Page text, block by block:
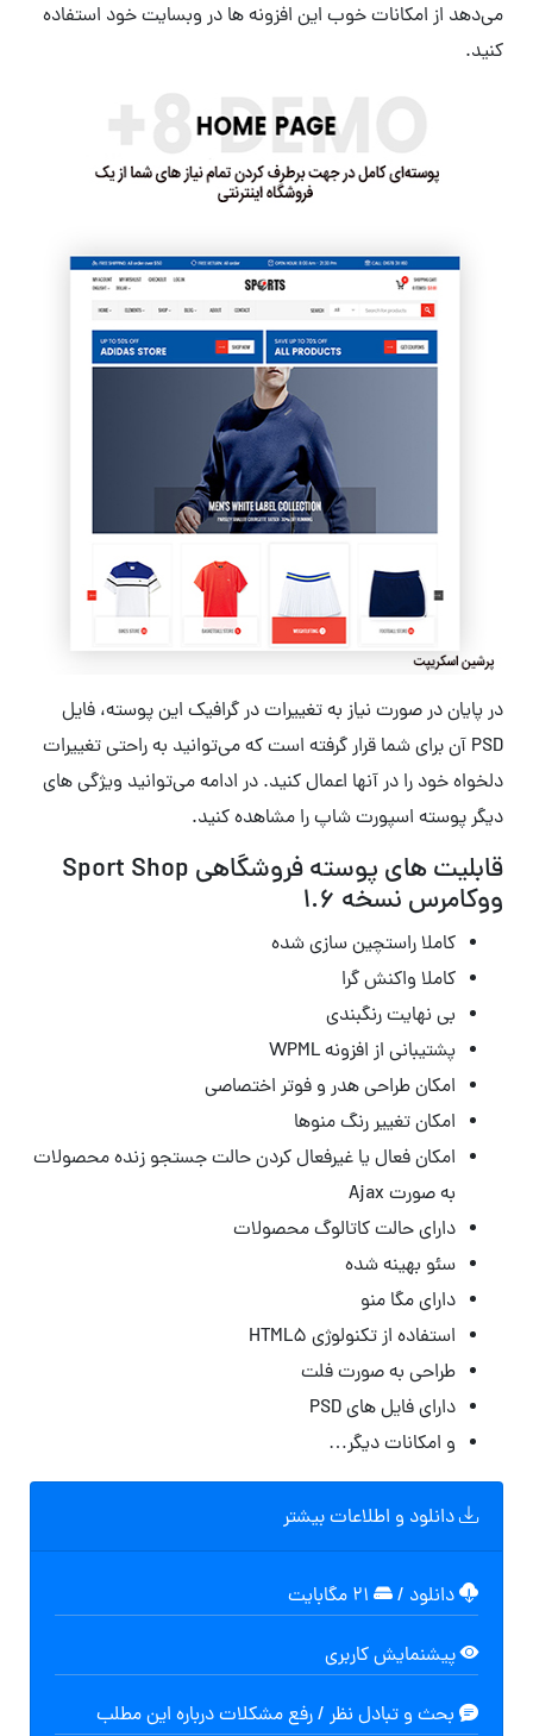
می‌دهد از امکانات خوب این افزونه ها در وبسایت خود استفاده
کنید.
در پایان در صورت نیاز به تغییرات در گرافیک این پوسته، فایل
PSD آن برای شما قرار گرفته است که می‌توانید به راحتی تغییرات
دلخواه خود را در آنها اعمال کنید. در ادامه می‌توانید ویژگی های
دیگر پوسته اسپورت شاپ را مشاهده کنید.
قابلیت های پوسته فروشگاهی Sport Shop
ووکامرس نسخه 1.6
کاملا راستچین سازی شده
کاملا واکنش گرا
بی نهایت رنگبندی
پشتیبانی از افزونه WPML
امکان طراحی هدر و فوتر اختصاصی
امکان تغییر رنگ منوها
امکان فعال یا غیرفعال کردن حالت جستجو زنده محصولات
به صورت Ajax
دارای حالت کاتالوگ محصولات
سئو بهینه شده
دارای مگا منو
استفاده از تکنولوژی HTML5
طراحی به صورت فلت
دارای فایل های PSD
و امکانات دیگر…
دانلود و اطلاعات بیشتر
دانلود /
پیشنمایش کاربری
بحث و تبادل نظر / رفع مشکلات درباره این مطلب